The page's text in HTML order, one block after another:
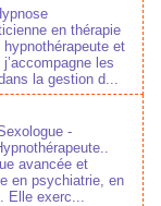
en thérapie
et
les
la gestion d...
-
avancée et
en psychiatrie, en
Elle exerc...